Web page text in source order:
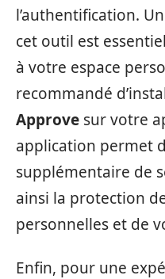
l’authentification.
cet outil est
à votre espace
recommandé
Approve sur votre
application permet
supplémentaire de
ainsi la protection
personnelles et de
Enfin, pour une